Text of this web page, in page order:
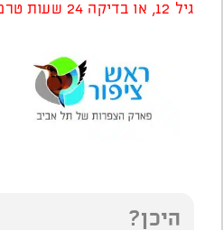
גיל 12, או בדיקה 24 שעות טרם שעת הפעילות.
היכן?